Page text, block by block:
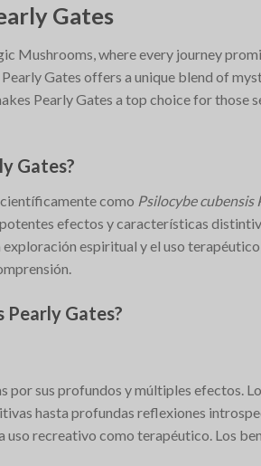
Gates
Mushrooms, where every journey
Gates offers a unique blend of
Pearly Gates a top choice for
Gates?
como Psilocybe cubensis
efectos y características
espiritual y el uso
Pearly Gates?
por sus profundos y múltiples efectos.
hasta profundas reflexiones
uso recreativo como terapéutico. Los